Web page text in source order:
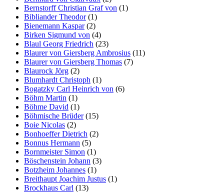
Bernstorff Christian Graf von (1)
Bibliander Theodor(1)
Bienemann Kaspar(2)
Birken Sigmund von (4)
Blaul Georg Friedrich (23)
Blaurer von Giersberg Ambrosius (11)
Blaurer von Giersberg Thomas (7)
Blaurock Jörg (2)
Blumhardt Christoph (1)
Bogatzky Carl Heinrich von (6)
Böhm Martin (1)
Böhme David (1)
Böhmische Brüder(15)
Boie Nicolas (2)
Bonhoeffer Dietrich (2)
Bonnus Hermann (5)
Bornmeister Simon (1)
Böschenstein Johann (3)
Botzheim Johannes (1)
Breithaupt Joachim Justus (1)
Brockhaus Carl (13)